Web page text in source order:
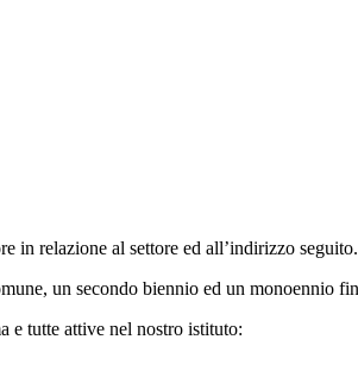
in relazione al settore ed all’indirizzo seguito.
un secondo biennio ed un monoennio
e tutte attive nel nostro istituto: